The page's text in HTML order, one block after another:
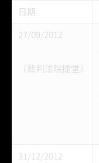
日期
27/09/2012
（裁判法院提堂）
31/12/2012